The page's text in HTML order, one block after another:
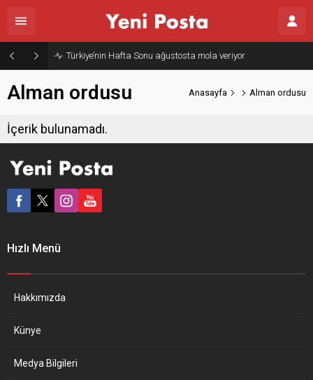
Türkiye’nin Hafta Sonu ağustosta mola veriyor
Alman ordusu Anasayfa Alman ordusu
İçerik bulunamadı.
Hızlı Menü
Hakkımızda
Künye
Medya Bilgileri